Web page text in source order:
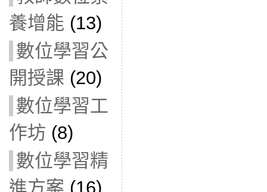
養增能 (13)
數位學習公
開授課 (20)
數位學習工
作坊 (8)
數位學習精
進方案 (16)